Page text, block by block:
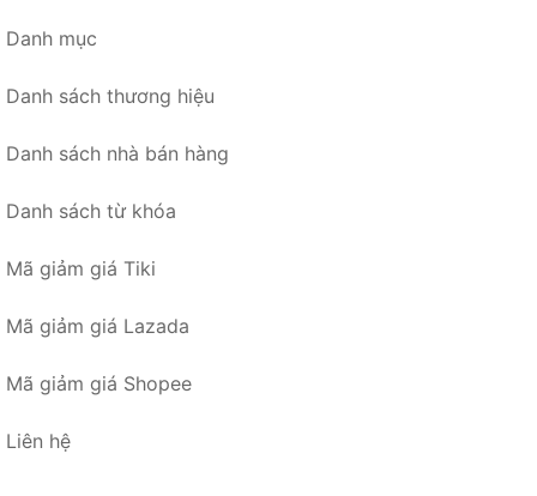
Danh mục
Danh sách thương hiệu
Danh sách nhà bán hàng
Danh sách từ khóa
Mã giảm giá Tiki
Mã giảm giá Lazada
Mã giảm giá Shopee
Liên hệ